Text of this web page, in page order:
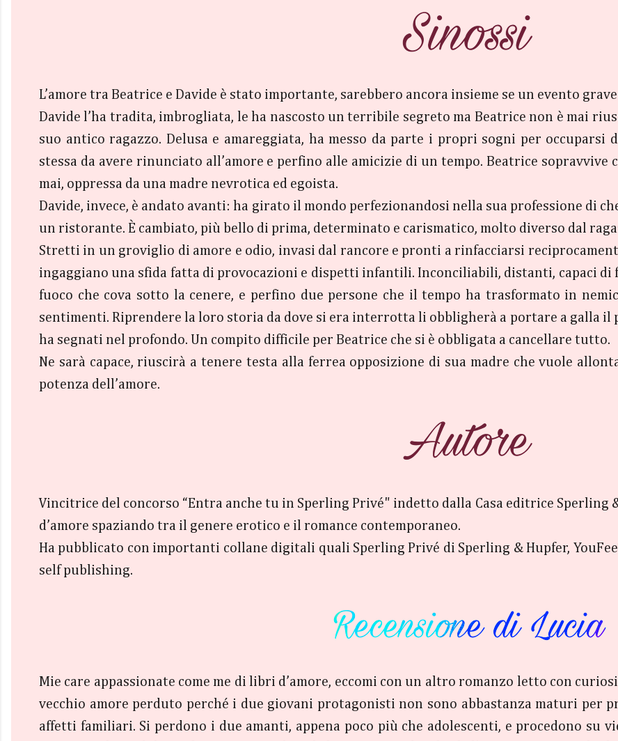
L’amore tra Beatrice e Davide è stato importante, sarebbero ancora insieme se un evento
Davide l’ha tradita, imbrogliata, le ha nascosto un terribile segreto ma Beatrice non è mai
suo antico ragazzo. Delusa e amareggiata, ha messo da parte i propri sogni per occuparsi
stessa da avere rinunciato all’amore e perfino alle amicizie di un tempo. Beatrice
mai, oppressa da una madre nevrotica ed egoista.
Davide, invece, è andato avanti: ha girato il mondo perfezionandosi nella sua professione di
un ristorante. È cambiato, più bello di prima, determinato e carismatico, molto diverso dal
Stretti in un groviglio di amore e odio, invasi dal rancore e pronti a rinfacciarsi
ingaggiano una sfida fatta di provocazioni e dispetti infantili. Inconciliabili, distanti, capaci di
fuoco che cova sotto la cenere, e perfino due persone che il tempo ha trasformato in
sentimenti. Riprendere la loro storia da dove si era interrotta li obbligherà a portare a galla il
ha segnati nel profondo. Un compito difficile per Beatrice che si è obbligata a cancellare tutto.
Ne sarà capace, riuscirà a tenere testa alla ferrea opposizione di sua madre che vuole
potenza dell’amore.
Vincitrice del concorso “Entra anche tu in Sperling Privé" indetto dalla Casa editrice Sperling
d’amore spaziando tra il genere erotico e il romance contemporaneo.
Ha pubblicato con importanti collane digitali quali Sperling Privé di Sperling & Hupfer,
self publishing.
Mie care appassionate come me di libri d’amore, eccomi con un altro romanzo letto con
vecchio amore perduto perché i due giovani protagonisti non sono abbastanza maturi per
affetti familiari. Si perdono i due amanti, appena poco più che adolescenti, e procedono su